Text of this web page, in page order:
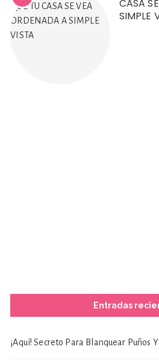
CASA
SIMPLE
Entradas
¡Aquí! Secreto Para Blanquear Puños